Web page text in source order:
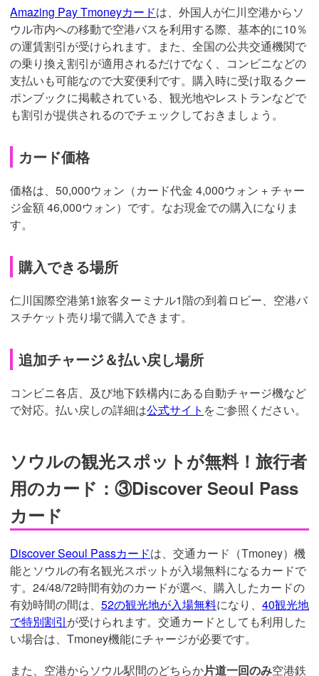
Amazing Pay Tmoneyカードは、外国人が仁川空港からソ
ウル市内への移動で空港バスを利用する際、基本的に10％
の運賃割引が受けられます。また、全国の公共交通機関で
の乗り換え割引が適用されるだけでなく、コンビニなどの
支払いも可能なので大変便利です。購入時に受け取るクー
ポンブックに掲載されている、観光地やレストランなどで
も割引が提供されるのでチェックしておきましょう。
カード価格
価格は、50,000ウォン（カード代金 4,000ウォン + チャー
ジ金額 46,000ウォン）です。なお現金での購入になりま
す。
購入できる場所
仁川国際空港第1旅客ターミナル1階の到着ロビー、空港バ
スチケット売り場で購入できます。
追加チャージ＆払い戻し場所
コンビニ各店、及び地下鉄構内にある自動チャージ機など
で対応。払い戻しの詳細は公式サイト をご参照ください。
ソウルの観光スポットが無料！旅行者
用のカード：③Discover Seoul Pass
カード
Discover Seoul Passカードは、交通カード（Tmoney）機
能とソウルの有名観光スポットが入場無料になるカードで
す。24/48/72時間有効のカードが選べ、購入したカードの
有効時間の間は、 52の観光地が入場無料になり、 40観光地
で特別割引が受けられます。交通カードとしても利用した
い場合は、Tmoney機能にチャージが必要です。
また、空港からソウル駅間のどちらか片道一回のみ空港鉄